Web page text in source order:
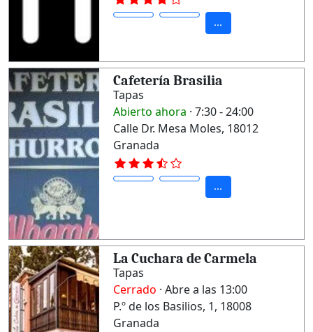
...
Cafetería Brasilia
Tapas
Abierto ahora · 7:30 - 24:00
Calle Dr. Mesa Moles, 18012
Granada
...
La Cuchara de Carmela
Tapas
Cerrado · Abre a las 13:00
P.º de los Basilios, 1, 18008
Granada